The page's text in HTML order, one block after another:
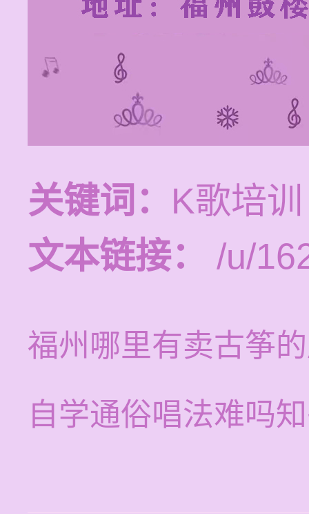
关键词： K歌培
文本链接：
/u/
福州哪里有卖古筝
自学通俗唱法难吗